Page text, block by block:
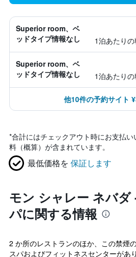
Superior room、ベ
ッドタイプ情報なし
1泊あたりの
Superior room、ベ
ッドタイプ情報なし
1泊あたりの
他10件の予約サイト
*合計にはチェックアウト時にお支払
料（概算）が含まれています。
最低価格を 保証します
モン シャレー ネバダ
パに関する情報
2 か所のレストランのほか、この禁煙
スパおよびフィットネスセンターがあ